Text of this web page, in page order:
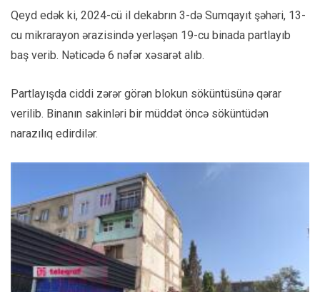
Qeyd edək ki, 2024-cü il dekabrın 3-də Sumqayıt şəhəri, 13-
cu mikrarayon ərazisində yerləşən 19-cu binada partlayıb
baş verib. Nəticədə 6 nəfər xəsarət alıb.
Partlayışda ciddi zərər görən blokun söküntüsünə qərar
verilib. Binanın sakinləri bir müddət öncə söküntüdən
narazılıq edirdilər.